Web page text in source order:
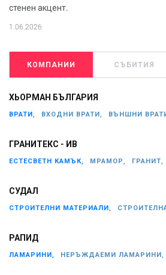
стенен акцент.
1.06.2026
КОМПАНИИ СЪБИТИЯ
ХЬОРМАН БЪЛГАРИЯ
ВРАТИ, ВХОДНИ ВРАТИ, ВЪНШНИ
ГРАНИТЕКС - ИВ
ЕСТЕСВЕТН КАМЪК, МРАМОР, ГРАНИТ,
СУДАЛ
СТРОИТЕЛНИ МАТЕРИАЛИ,
РАПИД
ЛАМАРИНИ, НЕРЪЖДАЕМИ ЛАМАРИНИ,